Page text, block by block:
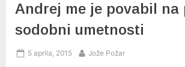
Andrej me je povabil na
sodobni umetnosti
Posted
5 aprila, 2015 By
Jože Požar